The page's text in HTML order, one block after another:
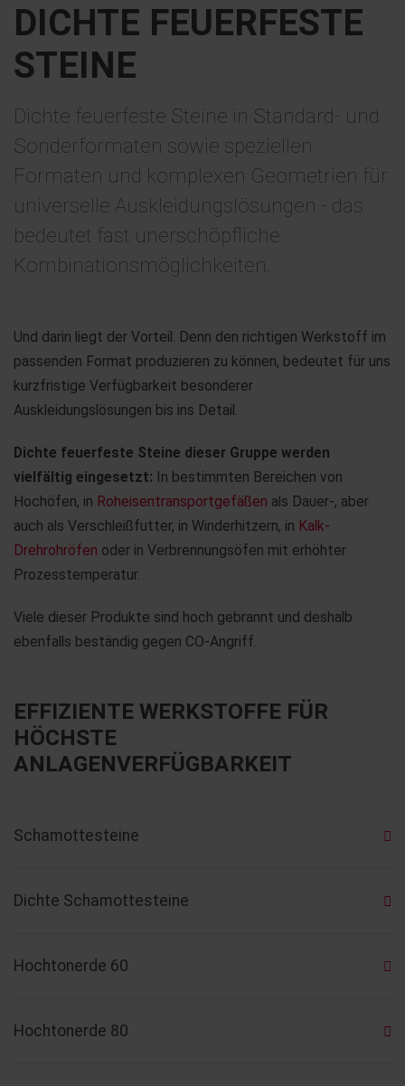
DICHTE FEUERFESTE
STEINE
Dichte feuerfeste Steine in Standard- und
Sonderformaten sowie speziellen
Formaten und komplexen Geometrien für
universelle Auskleidungslösungen - das
bedeutet fast unerschöpfliche
Kombinationsmöglichkeiten.
Und darin liegt der Vorteil. Denn den richtigen Werkstoff im
passenden Format produzieren zu können, bedeutet für uns
kurzfristige Verfügbarkeit besonderer
Auskleidungslösungen bis ins Detail.
Dichte feuerfeste Steine dieser Gruppe werden
vielfältig eingesetzt: In bestimmten Bereichen von
Hochöfen, in Roheisentransportgefäßen als Dauer-, aber
auch als Verschleißfutter, in Winderhitzern, in Kalk-
Drehrohröfen oder in Verbrennungsöfen mit erhöhter
Prozesstemperatur.
Viele dieser Produkte sind hoch gebrannt und deshalb
ebenfalls beständig gegen CO-Angriff.
EFFIZIENTE WERKSTOFFE FÜR
HÖCHSTE
ANLAGENVERFÜGBARKEIT
Schamottesteine
Dichte Schamottesteine
Hochtonerde 60
Hochtonerde 80